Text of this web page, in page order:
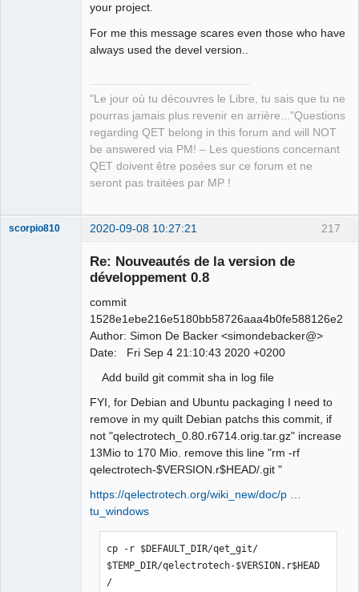
your project.
For me this message scares even those who have
always used the devel version..
"Le jour où tu découvres le Libre, tu sais que tu ne
pourras jamais plus revenir en arrière..."Questions
regarding QET belong in this forum and will NOT
be answered via PM! – Les questions concernant
QET doivent être posées sur ce forum et ne
seront pas traitées par MP !
217
scorpio810 2020-09-08 10:27:21
Re: Nouveautés de la version de
développement 0.8
commit
1528e1ebe216e5180bb58726aaa4b0fe588126e2
Author: Simon De Backer <simondebacker@>
Date: Fri Sep 4 21:10:43 2020 +0200
Add build git commit sha in log file
FYI, for Debian and Ubuntu packaging I need to
remove in my quilt Debian patchs this commit, if
not "qelectrotech_0.80.r6714.orig.tar.gz" increase
13Mio to 170 Mio. remove this line "rm -rf
qelectrotech-$VERSION.r$HEAD/.git "
https://qelectrotech.org/wiki_new/doc/p …
tu_windows
cp -r $DEFAULT_DIR/qet_git/
$TEMP_DIR/qelectrotech-$VERSION.r$HEAD
/